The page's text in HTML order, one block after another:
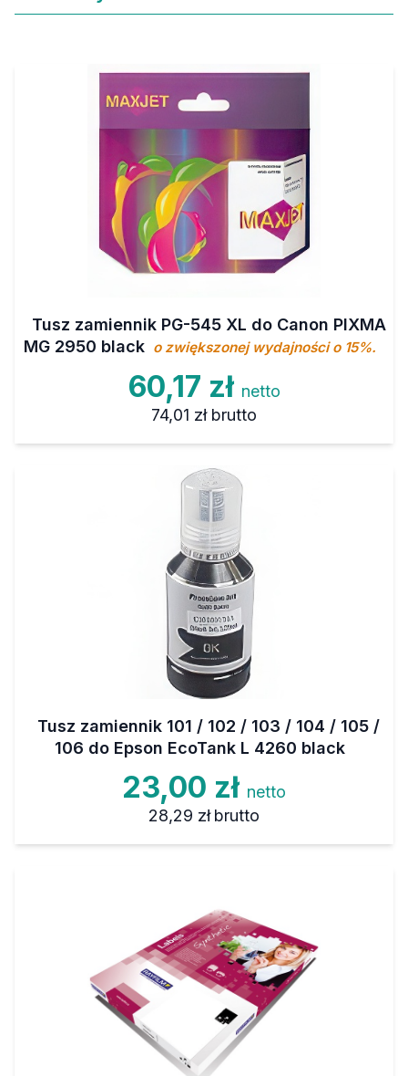
Tusz zamiennik PG-545 XL do Canon PIXMA
MG 2950 black o zwiększonej wydajności o 15%.
60,17 zł netto
74,01 zł brutto
Tusz zamiennik 101 / 102 / 103 / 104 / 105 /
106 do Epson EcoTank L 4260 black
23,00 zł netto
28,29 zł brutto